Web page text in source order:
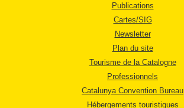
Publications
Cartes/SIG
Newsletter
Plan du site
Tourisme de la Catalogne
Professionnels
Catalunya Convention Bureau
Hébergements touristiques